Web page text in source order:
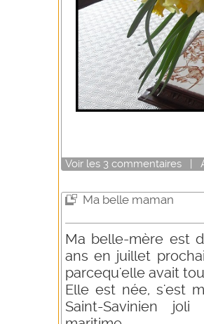
Voir les 3 commentaires |
Ma belle maman
Ma belle-mère est
ans en juillet
parcequ'elle avait
Elle est née, s'est
Saint-Savinien